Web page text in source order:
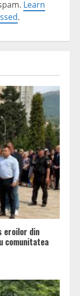
Learn
.
eroilor din
comunitatea